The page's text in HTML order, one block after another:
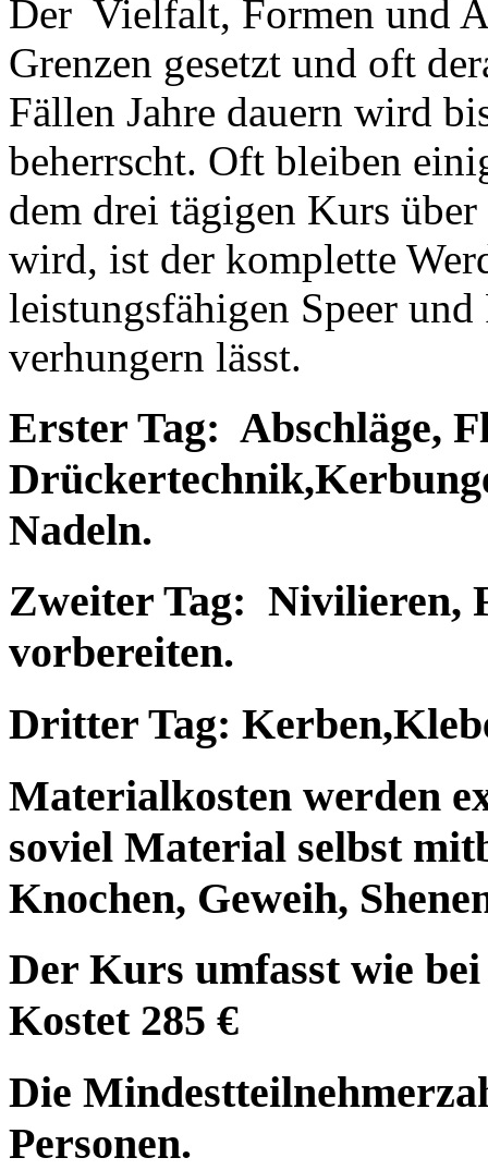
Der Vielfalt, Formen und
Grenzen gesetzt und oft
Fällen Jahre dauern wird
beherrscht. Oft bleiben
dem drei tägigen Kurs
wird, ist der komplette
leistungsfähigen Speer
verhungern lässt.
Erster Tag: Abschläge,
Nadeln.
Zweiter Tag: Nivilieren,
vorbereiten.
Dritter Tag:
Materialkosten werden
soviel Material selbst
Knochen, Geweih,
Der Kurs umfasst wie
Kostet 285 €
Die
Personen.